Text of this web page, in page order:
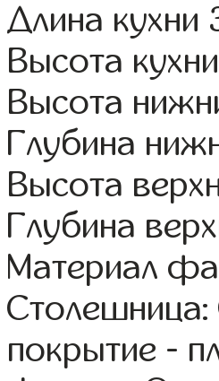
Длина кухни
Высота
Высота
Глубина
Высота
Глубина
Материал
покрытие -